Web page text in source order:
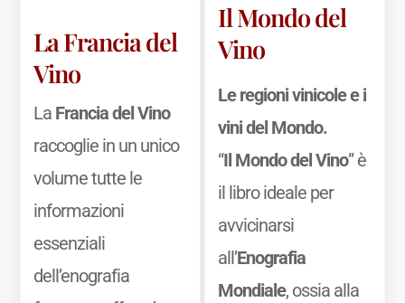
La Francia del
Vino
La Francia del Vino
raccoglie in un unico
volume tutte le
informazioni
essenziali
dell’enografia
Il Mondo del
Vino
Le regioni vinicole e i
vini del Mondo.
“Il Mondo del Vino” è
il libro ideale per
avvicinarsi
all’Enografia
Mondiale, ossia alla